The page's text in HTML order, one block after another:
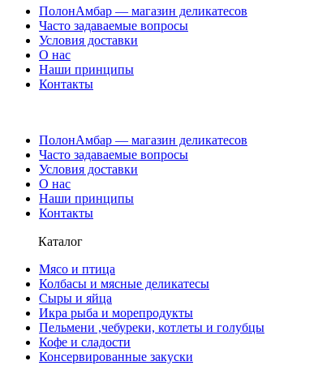
ПолонАмбар — магазин деликатесов
Часто задаваемые вопросы
Условия доставки
О нас
Наши принципы
Контакты
ПолонАмбар — магазин деликатесов
Часто задаваемые вопросы
Условия доставки
О нас
Наши принципы
Контакты
Каталог
Мясо и птица
Колбасы и мясные деликатесы
Сыры и яйца
Икра рыба и морепродукты
Пельмени ,чебуреки, котлеты и голубцы
Кофе и сладости
Консервированные закуски